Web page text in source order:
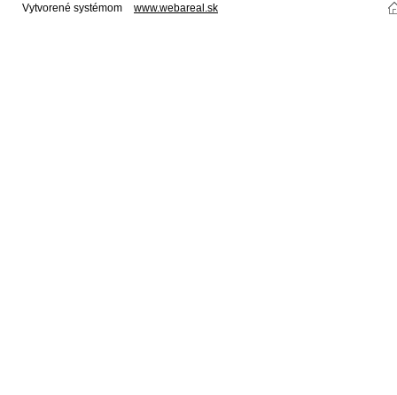
Vytvorené systémom www.webareal.sk